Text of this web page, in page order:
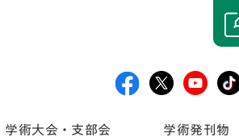
学術大会・支部会 学術発刊物